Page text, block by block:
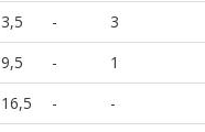
3,5 - 3
9,5 - 1
16,5 - -